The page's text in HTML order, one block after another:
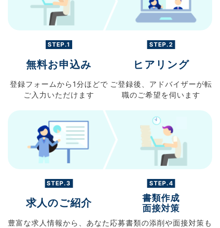
STEP.1
無料お申込み
登録フォームから 1分ほどで
ご入力 いただけます
STEP.2
ヒアリング
ご登録後、 アドバイザーが転
職のご希望を伺います
STEP.3
求人のご紹介
豊富な求人情報から、 あなた
STEP.4
書類作成
面接対策
応募書類の添削や面接対策も